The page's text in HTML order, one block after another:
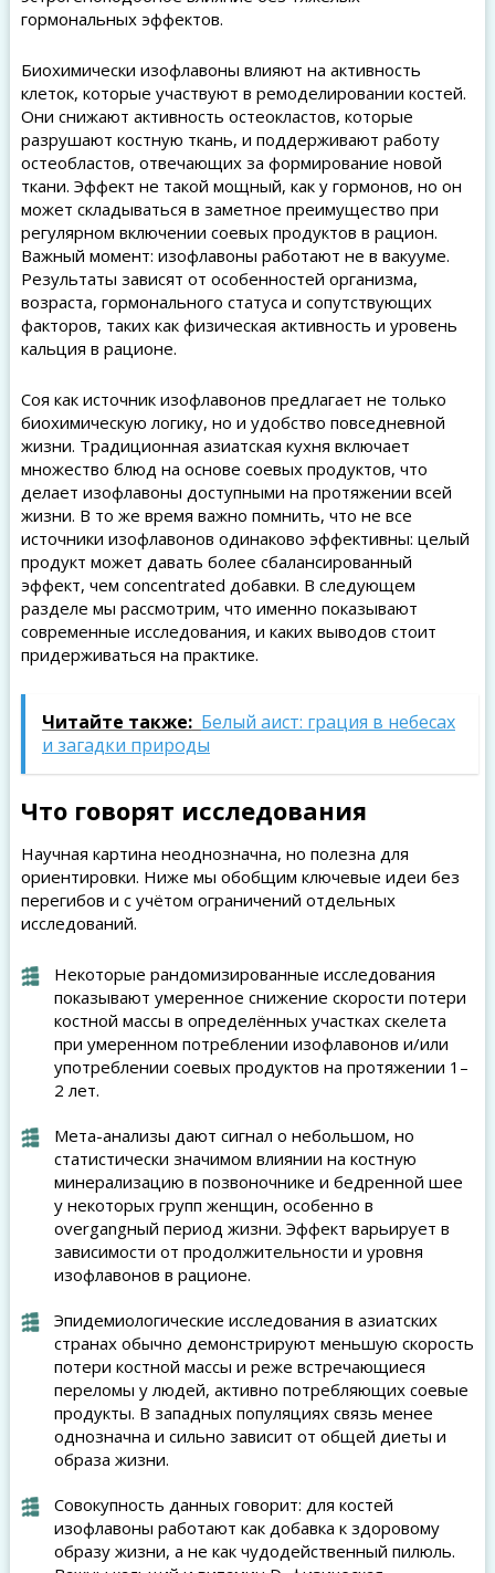
гормональных эффектов.
Биохимически изофлавоны влияют на активность
клеток, которые участвуют в ремоделировании костей.
Они снижают активность остеокластов, которые
разрушают костную ткань, и поддерживают работу
остеобластов, отвечающих за формирование новой
ткани. Эффект не такой мощный, как у гормонов, но он
может складываться в заметное преимущество при
регулярном включении соевых продуктов в рацион.
Важный момент: изофлавоны работают не в вакууме.
Результаты зависят от особенностей организма,
возраста, гормонального статуса и сопутствующих
факторов, таких как физическая активность и уровень
кальция в рационе.
Соя как источник изофлавонов предлагает не только
биохимическую логику, но и удобство повседневной
жизни. Традиционная азиатская кухня включает
множество блюд на основе соевых продуктов, что
делает изофлавоны доступными на протяжении всей
жизни. В то же время важно помнить, что не все
источники изофлавонов одинаково эффективны: целый
продукт может давать более сбалансированный
эффект, чем concentrated добавки. В следующем
разделе мы рассмотрим, что именно показывают
современные исследования, и каких выводов стоит
придерживаться на практике.
Читайте также: Белый аист: грация в небесах
и загадки природы
Что говорят исследования
Научная картина неоднозначна, но полезна для
ориентировки. Ниже мы обобщим ключевые идеи без
перегибов и с учётом ограничений отдельных
исследований.
Некоторые рандомизированные исследования
показывают умеренное снижение скорости потери
костной массы в определённых участках скелета
при умеренном потреблении изофлавонов и/или
употреблении соевых продуктов на протяжении 1–
2 лет.
Метa-анализы дают сигнал о небольшом, но
статистически значимом влиянии на костную
минерализацию в позвоночнике и бедренной шее
у некоторых групп женщин, особенно в
overgangный период жизни. Эффект варьирует в
зависимости от продолжительности и уровня
изофлавонов в рационе.
Эпидемиологические исследования в азиатских
странах обычно демонстрируют меньшую скорость
потери костной массы и реже встречающиеся
переломы у людей, активно потребляющих соевые
продукты. В западных популяциях связь менее
однозначна и сильно зависит от общей диеты и
образа жизни.
Совокупность данных говорит: для костей
изофлавоны работают как добавка к здоровому
образу жизни, а не как чудодейственный пилюль.